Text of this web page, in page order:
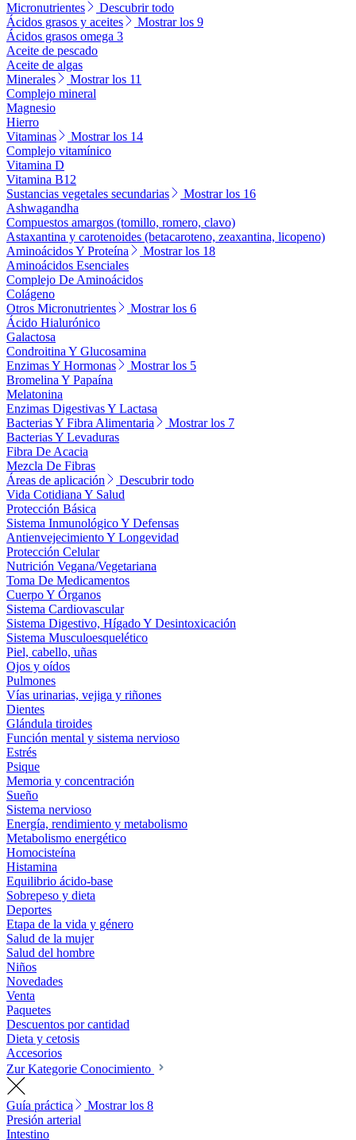
Micronutrientes
Descubrir todo
Ácidos grasos y aceites
Mostrar los 9
Ácidos grasos omega 3
Aceite de pescado
Aceite de algas
Minerales
Mostrar los 11
Complejo mineral
Magnesio
Hierro
Vitaminas
Mostrar los 14
Complejo vitamínico
Vitamina D
Vitamina B12
Sustancias vegetales secundarias
Mostrar los 16
Ashwagandha
Compuestos amargos (tomillo, romero, clavo)
Astaxantina y carotenoides (betacaroteno, zeaxantina, licopeno)
Aminoácidos Y Proteína
Mostrar los 18
Aminoácidos Esenciales
Complejo De Aminoácidos
Colágeno
Otros Micronutrientes
Mostrar los 6
Ácido Hialurónico
Galactosa
Condroitina Y Glucosamina
Enzimas Y Hormonas
Mostrar los 5
Bromelina Y Papaína
Melatonina
Enzimas Digestivas Y Lactasa
Bacterias Y Fibra Alimentaria
Mostrar los 7
Bacterias Y Levaduras
Fibra De Acacia
Mezcla De Fibras
Áreas de aplicación
Descubrir todo
Vida Cotidiana Y Salud
Protección Básica
Sistema Inmunológico Y Defensas
Antienvejecimiento Y Longevidad
Protección Celular
Nutrición Vegana/Vegetariana
Toma De Medicamentos
Cuerpo Y Órganos
Sistema Cardiovascular
Sistema Digestivo, Hígado Y Desintoxicación
Sistema Musculoesquelético
Piel, cabello, uñas
Ojos y oídos
Pulmones
Vías urinarias, vejiga y riñones
Dientes
Glándula tiroides
Función mental y sistema nervioso
Estrés
Psique
Memoria y concentración
Sueño
Sistema nervioso
Energía, rendimiento y metabolismo
Metabolismo energético
Homocisteína
Histamina
Equilibrio ácido-base
Sobrepeso y dieta
Deportes
Etapa de la vida y género
Salud de la mujer
Salud del hombre
Niños
Novedades
Venta
Paquetes
Descuentos por cantidad
Dieta y cetosis
Accesorios
Zur Kategorie Conocimiento
Guía práctica
Mostrar los 8
Presión arterial
Intestino